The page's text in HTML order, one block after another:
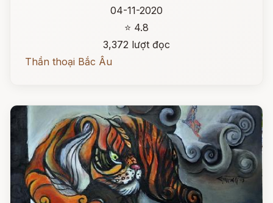
04-11-2020
⭐ 4.8
3,372 lượt đọc
Thần thoại Bắc Âu